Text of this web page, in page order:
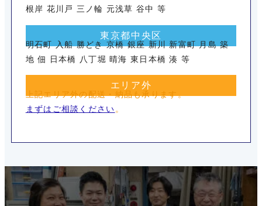
根岸 花川戸 三ノ輪 元浅草 谷中 等
東京都中央区
明石町 入船 勝どき 京橋 銀座 新川 新富町 月島 築
地 佃 日本橋 八丁堀 晴海 東日本橋 湊 等
エリア外
上記エリア外の配送・納品も承ります。
まずはご相談ください 。